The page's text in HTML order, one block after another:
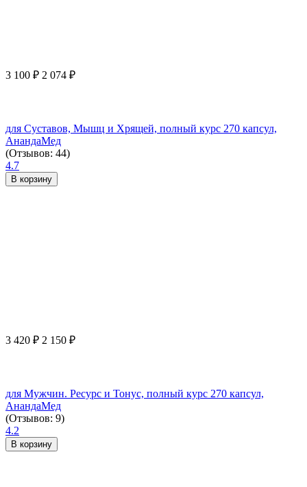
3 100 ₽ 2 074 ₽
для Суставов, Мышц и Хрящей, полный курс 270 капсул,
АнандаМед
(Отзывов: 44)
4.7
В корзину
3 420 ₽ 2 150 ₽
для Мужчин. Ресурс и Тонус, полный курс 270 капсул,
АнандаМед
(Отзывов: 9)
4.2
В корзину